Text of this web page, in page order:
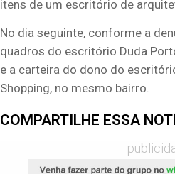
itens de um escritório de
No dia seguinte, conforme a
quadros do escritório Duda
e a carteira do dono do
Shopping, no mesmo bairro.
COMPARTILHE ESSA